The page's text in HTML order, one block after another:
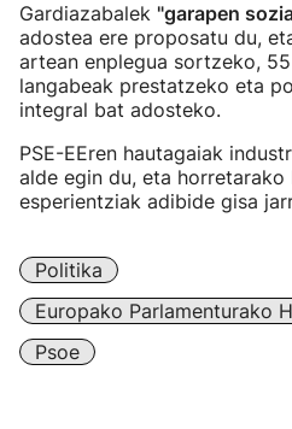
Gardiazabalek "garapen
adostea ere proposatu du,
artean enplegua sortzeko,
langabeak prestatzeko eta
integral bat adosteko.
PSE-EEren hautagaiak
alde egin du, eta horretarako
esperientziak adibide gisa
Politika
Europako Parlamenturako
Psoe